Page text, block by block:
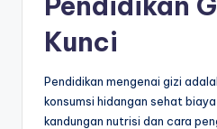
Kunci
Pendidikan mengenai gizi
konsumsi hidangan sehat
kandungan nutrisi dan cara